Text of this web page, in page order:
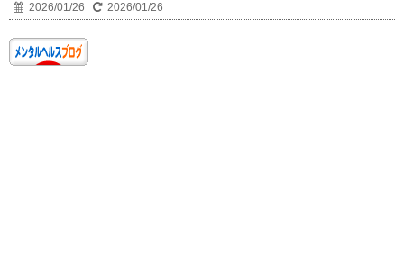
2026/01/26 2026/01/26